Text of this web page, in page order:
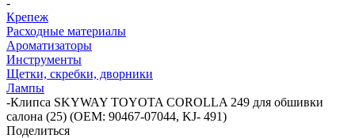
Крепеж
Расходные материалы
Ароматизаторы
Инструменты
Щетки, скребки, дворники
Лампы
-Клипса SKYWAY TOYOTA COROLLA 249 для обшивки
салона (25) (OEM: 90467-07044, KJ- 491)
Поделиться